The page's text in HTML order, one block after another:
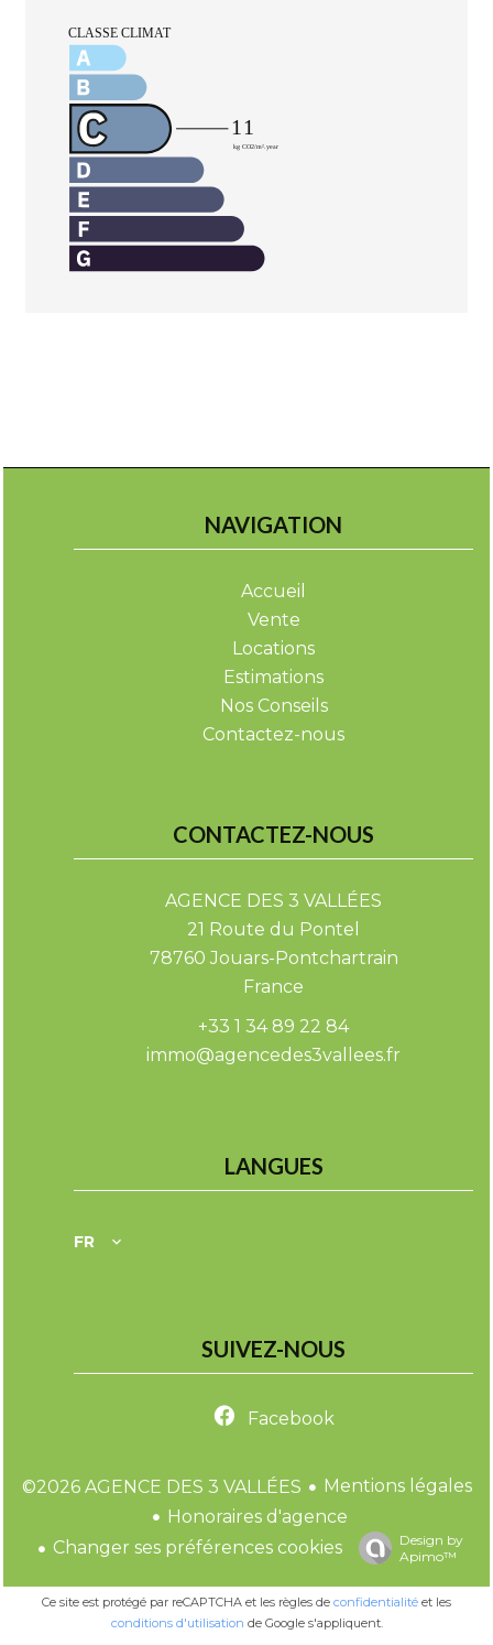
NAVIGATION
Accueil
Vente
Locations
Estimations
Nos Conseils
Contactez-nous
CONTACTEZ-NOUS
AGENCE DES 3 VALLÉES
21 Route du Pontel
78760 Jouars-Pontchartrain
France
+33 1 34 89 22 84
immo@agencedes3vallees.fr
LANGUES
FR
SUIVEZ-NOUS
Facebook
©2026 AGENCE DES 3 VALLÉES
Mentions légales
Honoraires d'agence
Changer ses préférences cookies
Design by
Apimo™
Ce site est protégé par reCAPTCHA et les règles de confidentialité et les
conditions d'utilisation de Google s'appliquent.